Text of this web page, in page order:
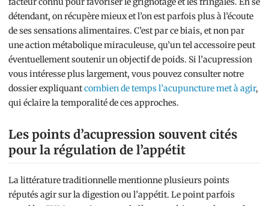
détendant, on récupère mieux et l’on est parfois plus à l’écoute
de ses sensations alimentaires. C’est par ce biais, et non par
une action métabolique miraculeuse, qu’un tel accessoire peut
éventuellement soutenir un objectif de poids. Si l’acupression
vous intéresse plus largement, vous pouvez consulter notre
dossier expliquantcombien de temps l’acupuncture met à agir,
qui éclaire la temporalité de ces approches.
Les points d’acupression souvent cités
pour la régulation de l’appétit
La littérature traditionnelle mentionne plusieurs points
réputés agir sur la digestion ou l’appétit. Le point parfois